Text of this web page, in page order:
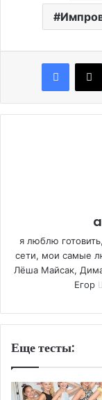
я люблю
сети, мои самые
Лёша Майсак,
Егор
Еще тесты: